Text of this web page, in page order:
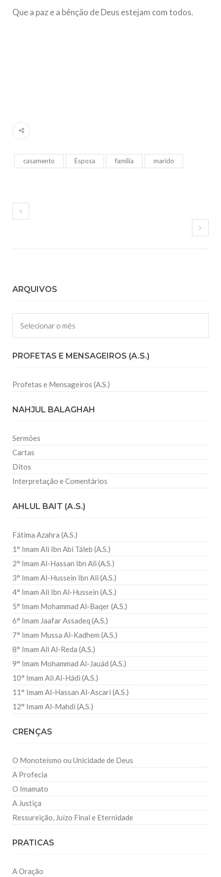
Que a paz e a bênção de Deus estejam com todos.
casamento Esposa família marido
ARQUIVOS
Arquivos
PROFETAS E MENSAGEIROS (A.S.)
Profetas e Mensageiros (A.S.)
NAHJUL BALAGHAH
Sermões
Cartas
Ditos
Interpretação e Comentários
AHLUL BAIT (A.S.)
Fátima Azahra (A.S.)
1° Imam Ali Ibn Abi Táleb (A.S.)
2° Imam Al-Hassan Ibn Ali (A.S.)
3° Imam Al-Hussein Ibn Ali (A.S.)
4° Imam Ali Ibn Al-Hussein (A.S.)
5° Imam Mohammad Al-Baqer (A.S.)
6° Imam Jaafar Assadeq (A.S.)
7° Imam Mussa Al-Kadhem (A.S.)
8° Imam Ali Al-Reda (A.S.)
9° Imam Mohammad Al-Jauád (A.S.)
10° Imam Ali Al-Hádi (A.S.)
11° Imam Al-Hassan Al-Ascari (A.S.)
12° Imam Al-Mahdi (A.S.)
CRENÇAS
O Monoteísmo ou Unicidade de Deus
A Profecia
O Imamato
A Justiça
Ressureição, Juízo Final e Eternidade
PRATICAS
A Oração